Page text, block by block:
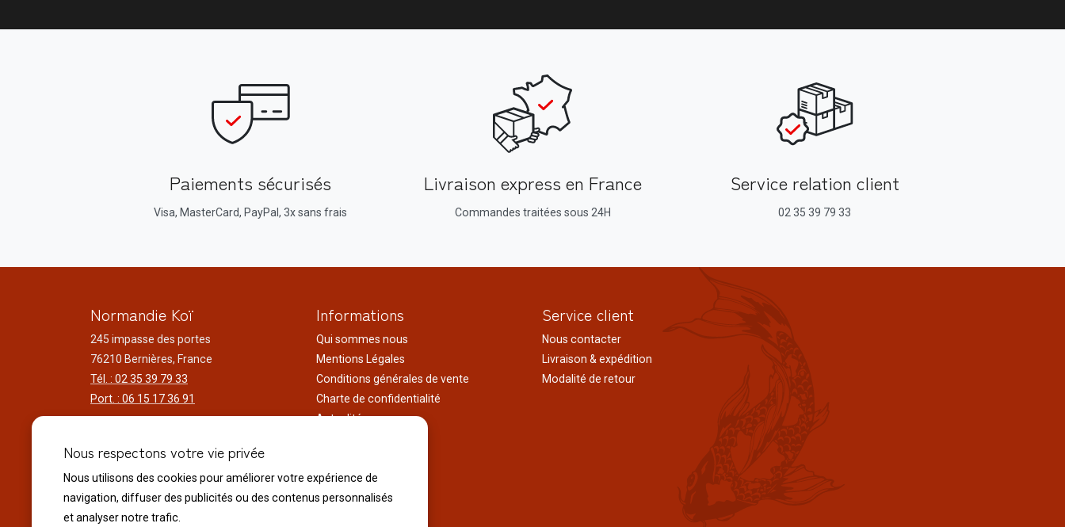
Paiements sécurisés
Visa, MasterCard, PayPal, 3x sans frais
Livraison express en France
Commandes traitées sous 24H
Service relation client
02 35 39 79 33
Normandie Koï
245 impasse des portes
76210 Bernières, France
Tél. : 02 35 39 79 33
Port. : 06 15 17 36 91
Du lundi au samedi
9h00 à 12h00 - 14h00 à 18h30
Le dimanche
10h00 à 12h00 - 14h30 à 18h30
Informations
Qui sommes nous
Mentions Légales
Conditions générales de vente
Charte de confidentialité
Actualités
Liens utiles
Service client
Nous contacter
Livraison & expédition
Modalité de retour
Nous respectons votre vie privée
Nous utilisons des cookies pour améliorer votre expérience de
navigation, diffuser des publicités ou des contenus personnalisés
et analyser notre trafic.